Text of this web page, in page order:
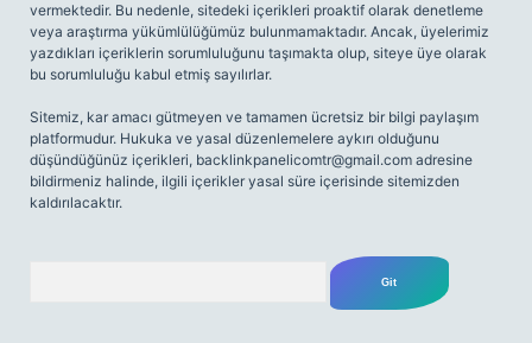
vermektedir. Bu nedenle, sitedeki içerikleri proaktif olarak denetleme
veya araştırma yükümlülüğümüz bulunmamaktadır. Ancak, üyelerimiz
yazdıkları içeriklerin sorumluluğunu taşımakta olup, siteye üye olarak
bu sorumluluğu kabul etmiş sayılırlar.
Sitemiz, kar amacı gütmeyen ve tamamen ücretsiz bir bilgi paylaşım
platformudur. Hukuka ve yasal düzenlemelere aykırı olduğunu
düşündüğünüz içerikleri, backlinkpanelicomtr@gmail.com adresine
bildirmeniz halinde, ilgili içerikler yasal süre içerisinde sitemizden
kaldırılacaktır.